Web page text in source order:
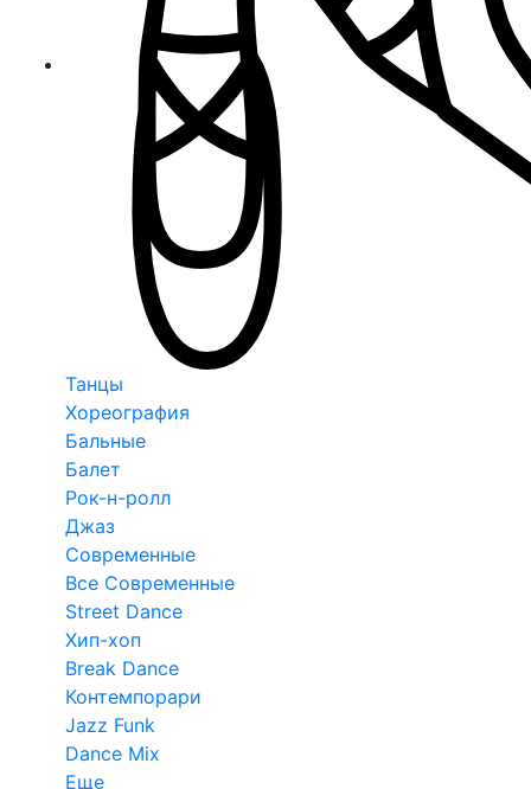
Танцы
Хореография
Бальные
Балет
Рок-н-ролл
Джаз
Современные
Все Современные
Street Dance
Хип-хоп
Break Dance
Контемпорари
Jazz Funk
Dance Mix
Еще